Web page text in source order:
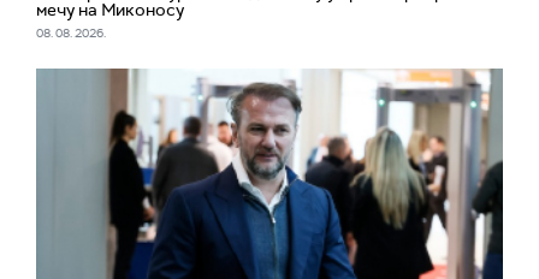
мечу на Миконосу
08. 08. 2026.